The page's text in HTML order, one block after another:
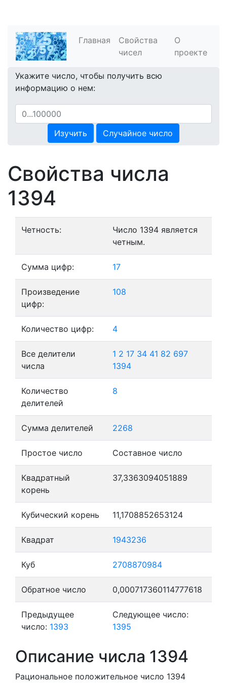
Главная
Свойства
чисел
О
проекте
Укажите число, чтобы получить всю
информацию о нем:
Изучить Случайное число
Свойства числа
1394
Четность:
Число 1394 является
четным.
Сумма цифр: 17
Произведение
цифр:
108
Количество цифр: 4
Все делители
числа
1 2 17 34 41 82 697
1394
Количество
делителей
8
Сумма делителей 2268
Простое число Составное число
Квадратный
корень
37,3363094051889
Кубический корень 11,1708852653124
Квадрат 1943236
Куб 2708870984
Обратное число 0,000717360114777618
Предыдущее
число: 1393
Следующее число:
1395
Описание числа 1394
Рациональное положительное число 1394